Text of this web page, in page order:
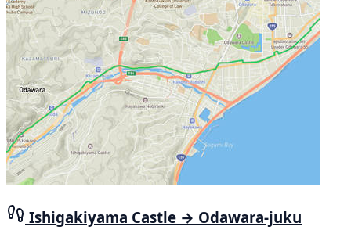
Ishigakiyama Castle → Odawara-juku